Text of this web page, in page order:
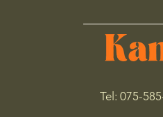
Tel: 075-